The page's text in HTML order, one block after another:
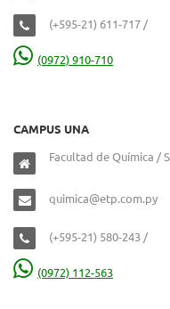
(+595-21) 611-717 /
(0972) 910-710
CAMPUS UNA
Facultad de Química /
quimica@etp.com.py
(+595-21) 580-243 /
(0972) 112-563